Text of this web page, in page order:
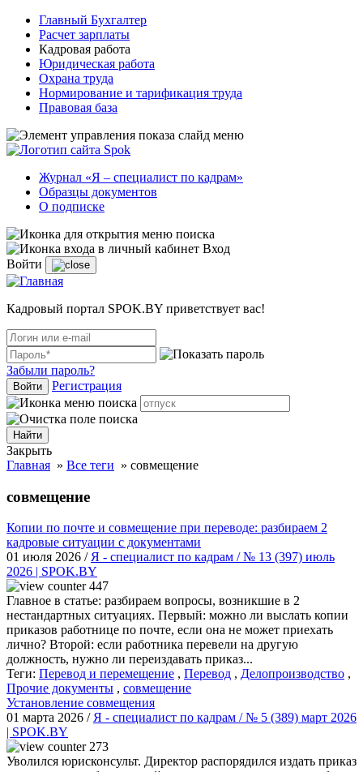
Главный Бухгалтер
Расчет зарплаты
Кадровая работа
Юридическая работа
Охрана труда
Нормирование и тарификация труда
Правовая база
Журнал «Я – специалист по кадрам»
Образцы документов
О подписке
Вход
Войти
Кадровый портал SPOK.BY приветствует вас!
Забыли пароль?
Войти Регистрация
Закрыть
Главная » Все теги » совмещение
совмещение
Копии по почте и совмещение при переводе: разбираем 2
кадровые ситуации с документами
01 июля 2026 /Я - специалист по кадрам / № 13 (397) июль
2026 | SPOK.BY
447
Главное в статье: разбираем вопросы, возникшие в 2
нестандартных ситуациях. Первый: можно ли выслать копии
приказов работнице по почте, если она не может приехать
лично? Второй: если работника перевели на другую
должность, нужно ли переиздавать приказ...
Теги: Перевод и перемещение , Перевод , Делопроизводство ,
Прочие документы , совмещение
Установление совмещения
01 марта 2026 /Я - специалист по кадрам / № 5 (389) март 2026
| SPOK.BY
273
Уволился юрисконсульт. Директор распорядился издать приказ